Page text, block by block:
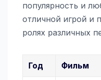
популярность и
отличной игрой и
ролях различных
Год Фильм